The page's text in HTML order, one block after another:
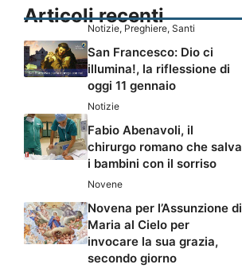
Articoli recenti
Notizie, Preghiere, Santi
San Francesco: Dio ci
illumina!, la riflessione di
oggi 11 gennaio
Notizie
Fabio Abenavoli, il
chirurgo romano che salva
i bambini con il sorriso
Novene
Novena per l’Assunzione di
Maria al Cielo per
invocare la sua grazia,
secondo giorno